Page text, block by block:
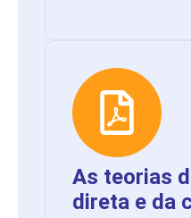
As teorias
direta e da